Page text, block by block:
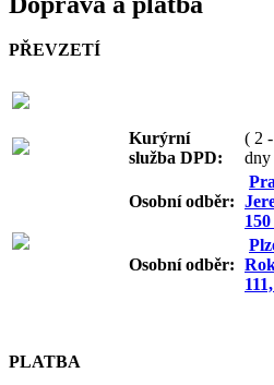
PŘEVZETÍ
Kurýrní
služba DPD:
( 2
dny
Osobní odběr:
Osobní odběr:
PLATBA